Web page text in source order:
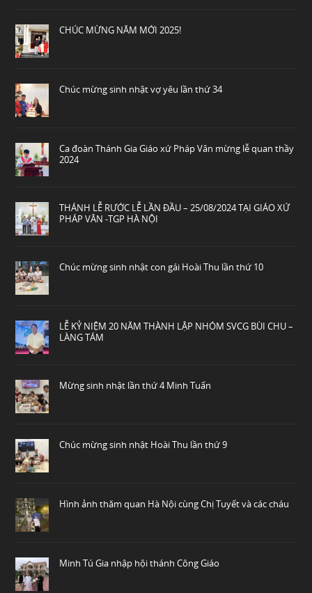
CHÚC MỪNG NĂM MỚI 2025!
Chúc mừng sinh nhật vợ yêu lần thứ 34
Ca đoàn Thánh Gia Giáo xứ Pháp Vân mừng lễ quan thầy
2024
THÁNH LỄ RƯỚC LỄ LẦN ĐẦU – 25/08/2024 TẠI GIÁO XỨ
PHÁP VÂN -TGP HÀ NỘI
Chúc mừng sinh nhật con gái Hoài Thu lần thứ 10
LỄ KỶ NIỆM 20 NĂM THÀNH LẬP NHÓM SVCG BÙI CHU –
LÀNG TÁM
Mừng sinh nhật lần thứ 4 Minh Tuấn
Chúc mừng sinh nhật Hoài Thu lần thứ 9
Hình ảnh thăm quan Hà Nội cùng Chị Tuyết và các cháu
Minh Tú Gia nhập hội thánh Công Giáo